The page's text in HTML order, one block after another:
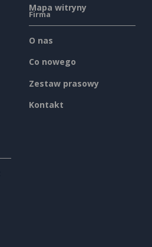
Mapa witryny
Firma
O nas
Co nowego
Zestaw prasowy
Kontakt